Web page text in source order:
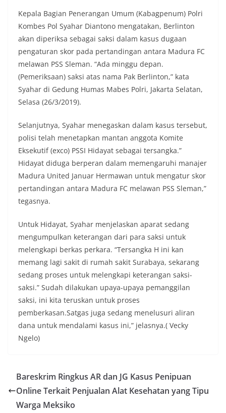
Kepala Bagian Penerangan Umum (Kabagpenum) Polri
Kombes Pol Syahar Diantono mengatakan, Berlinton
akan diperiksa sebagai saksi dalam kasus dugaan
pengaturan skor pada pertandingan antara Madura FC
melawan PSS Sleman. “Ada minggu depan.
(Pemeriksaan) saksi atas nama Pak Berlinton,” kata
Syahar di Gedung Humas Mabes Polri, Jakarta Selatan,
Selasa (26/3/2019).
Selanjutnya, Syahar menegaskan dalam kasus tersebut,
polisi telah menetapkan mantan anggota Komite
Eksekutif (exco) PSSI Hidayat sebagai tersangka.”
Hidayat diduga berperan dalam memengaruhi manajer
Madura United Januar Hermawan untuk mengatur skor
pertandingan antara Madura FC melawan PSS Sleman,”
tegasnya.
Untuk Hidayat, Syahar menjelaskan aparat sedang
mengumpulkan keterangan dari para saksi untuk
melengkapi berkas perkara. “Tersangka H ini kan
memang lagi sakit di rumah sakit Surabaya, sekarang
sedang proses untuk melengkapi keterangan saksi-
saksi.” Sudah dilakukan upaya-upaya pemanggilan
saksi, ini kita teruskan untuk proses
pemberkasan.Satgas juga sedang menelusuri aliran
dana untuk mendalami kasus ini,” jelasnya.( Vecky
Ngelo)
Bareskrim Ringkus AR dan JG Kasus Penipuan
Online Terkait Penjualan Alat Kesehatan yang Tipu
Warga Meksiko